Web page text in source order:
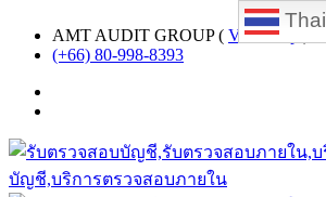
AMT AUDIT GROUP ( View map
(+66) 80-998-8393
Thai